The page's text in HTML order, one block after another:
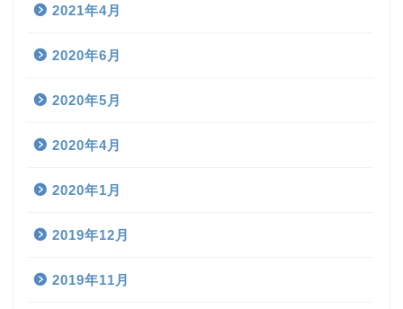
2021年4月
2020年6月
2020年5月
2020年4月
2020年1月
2019年12月
2019年11月